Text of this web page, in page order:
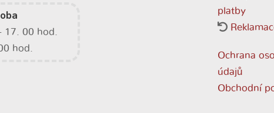
17. 00 hod.
hod.
platby
Ochrana
údajů
Obchodní